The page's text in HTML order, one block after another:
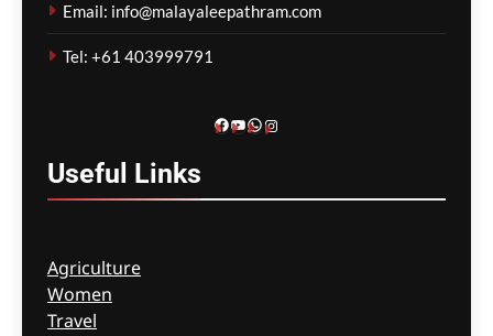
വയോധികർ മരിച്ച
സംഭവം; മെൽബൺ സെന്റ്
ഇൻക്വസ്റ്റിൽ ഹാജരായി
Email: info@malayaleepathram.com
Tel: +61 403999791
Facebook
YouTube
WhatsApp
Instagram
Useful Links
Agriculture
Women
Travel